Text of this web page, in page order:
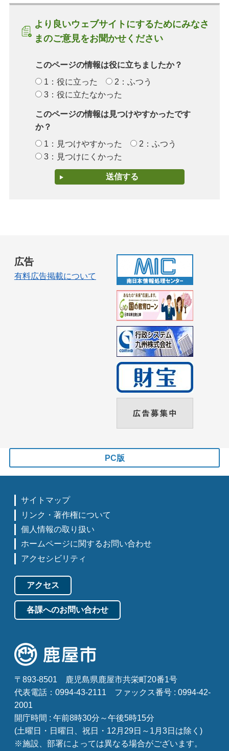
より良いウェブサイトにするためにみなさ
まのご意見をお聞かせください
このページの情報は役に立ちましたか？
1：役に立った
2：ふつう
3：役に立たなかった
このページの情報は見つけやすかったです
か？
1：見つけやすかった
2：ふつう
3：見つけにくかった
広告
有料広告掲載について
PC版
サイトマップ
リンク・著作権について
個人情報の取り扱い
ホームページに関するお問い合わせ
アクセシビリティ
アクセス
各課へのお問い合わせ
〒893-8501
鹿児島県鹿屋市共栄町20番1号
代表電話：0994-43-2111
ファックス番号 : 0994-42-
2001
開庁時間 : 午前8時30分～午後5時15分
(土曜日・日曜日、祝日・12月29日～1月3日は除く)
※施設、部署によっては異なる場合がございます。